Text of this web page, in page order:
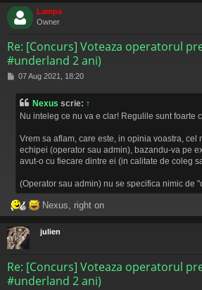
Lampa
Owner
Re: [Concurs] Voteaza operatorul
#underland 2 ani)
M
07 Aug 2021, 18:20
Nexus scrie: ↑
Nu inteleg ce nu va e clar! Regulile sunt foarte
Vrem sa aflam, care este, in opinia voastra, cel
echipei (operator sau admin), bazandu-va pe
avut-o cu fiecare dintre ei (in calitate de coleg
(Operator sau admin) nu se specifica nimic de
Nexus, right on
julien
Re: [Concurs] Voteaza operatorul
#underland 2 ani)